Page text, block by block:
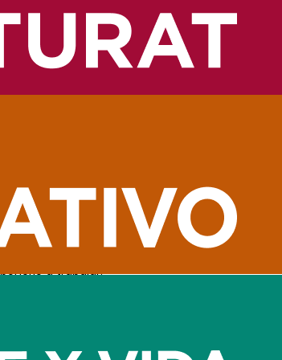
es necesario comprender que las deudas
que realizas cada mes. Luego, verifica
y ese dinero bien puede aumentar el
a trabajar.
de invertir tu capital y recibir
fija de